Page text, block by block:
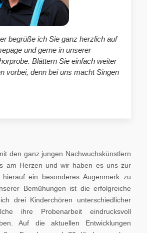
begrüße ich Sie ganz herzlich auf
und gerne in unserer
Blättern Sie einfach weiter
vorbei, denn bei uns macht Singen
den ganz jungen Nachwuchskünstlern
am Herzen und wir haben es uns zur
ein besonderes Augenmerk zu
Bemühungen ist die erfolgreiche
drei Kinderchören unterschiedlicher
ihre Probenarbeit eindrucksvoll
Auf die aktuellen Entwicklungen